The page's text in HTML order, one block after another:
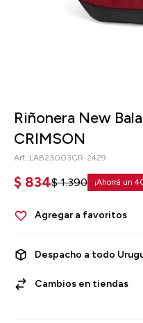
Riñonera New
CRIMSON
LAB23003CR-2429
$ 834$ 1.390
Despacho a todo
Cambios en tiendas